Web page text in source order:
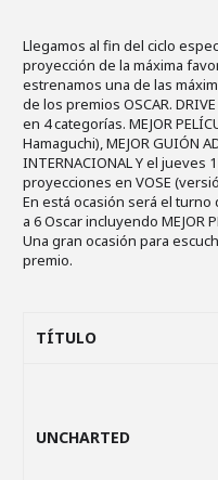
Llegamos al fin del ciclo
proyección de la máxima
estrenamos una de las
de los premios OSCAR.
en 4 categorías. MEJOR
Hamaguchi), MEJOR GUIÓN
INTERNACIONAL Y el
proyecciones en VOSE
En está ocasión será el turno
a 6 Oscar incluyendo MEJOR
Una gran ocasión para
premio.
TÍTULO
UNCHARTED